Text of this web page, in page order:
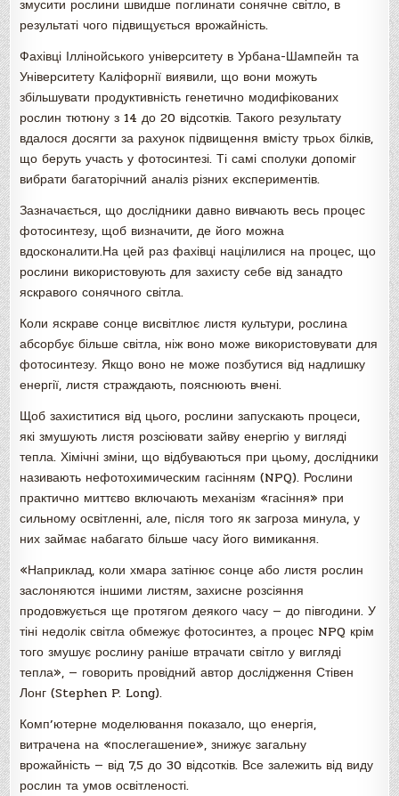
змусити рослини швидше поглинати сонячне світло, в
результаті чого підвищується врожайність.
Фахівці Іллінойського університету в Урбана-Шампейн та
Університету Каліфорнії виявили, що вони можуть
збільшувати продуктивність генетично модифікованих
рослин тютюну з 14 до 20 відсотків. Такого результату
вдалося досягти за рахунок підвищення вмісту трьох білків,
що беруть участь у фотосинтезі. Ті самі сполуки допоміг
вибрати багаторічний аналіз різних експериментів.
Зазначається, що дослідники давно вивчають весь процес
фотосинтезу, щоб визначити, де його можна
вдосконалити.На цей раз фахівці націлилися на процес, що
рослини використовують для захисту себе від занадто
яскравого сонячного світла.
Коли яскраве сонце висвітлює листя культури, рослина
абсорбує більше світла, ніж воно може використовувати для
фотосинтезу. Якщо воно не може позбутися від надлишку
енергії, листя страждають, пояснюють вчені.
Щоб захиститися від цього, рослини запускають процеси,
які змушують листя розсіювати зайву енергію у вигляді
тепла. Хімічні зміни, що відбуваються при цьому, дослідники
називають нефотохимическим гасінням (NPQ). Рослини
практично миттєво включають механізм «гасіння» при
сильному освітленні, але, після того як загроза минула, у
них займає набагато більше часу його вимикання.
«Наприклад, коли хмара затінює сонце або листя рослин
заслоняются іншими листям, захисне розсіяння
продовжується ще протягом деякого часу — до півгодини. У
тіні недолік світла обмежує фотосинтез, а процес NPQ крім
того змушує рослину раніше втрачати світло у вигляді
тепла», — говорить провідний автор дослідження Стівен
Лонг (Stephen P. Long).
Комп’ютерне моделювання показало, що енергія,
витрачена на «послегашение», знижує загальну
врожайність — від 7,5 до 30 відсотків. Все залежить від виду
рослин та умов освітленості.